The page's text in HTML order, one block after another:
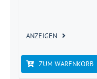
ANZEIGEN
ZUM WARENKORB